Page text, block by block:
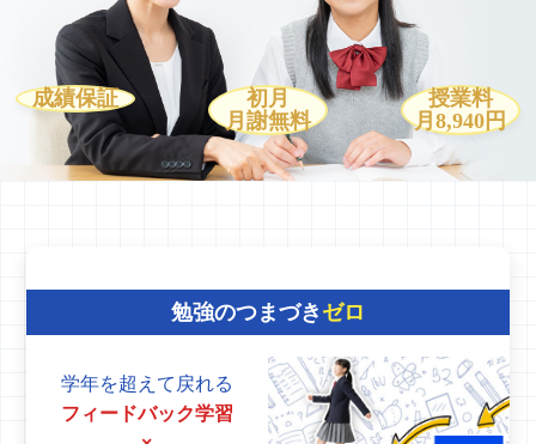
成績保証
初月
月謝無料
授業料
月8,940円
勉強のつまづき ゼロ
学年を超えて戻れる
フィードバック学習